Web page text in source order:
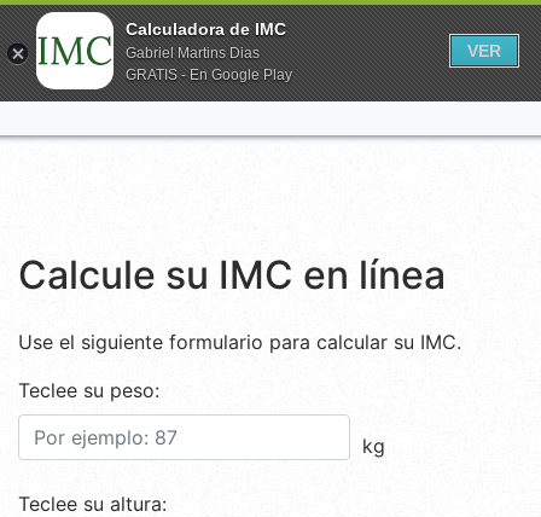
Calcule su IMC en línea
Use el siguiente formulario para calcular su IMC.
Teclee su peso:
kg
Teclee su altura:
Calculadora de IMC
Gabriel Martins Dias
GRATIS - En Google Play
VER